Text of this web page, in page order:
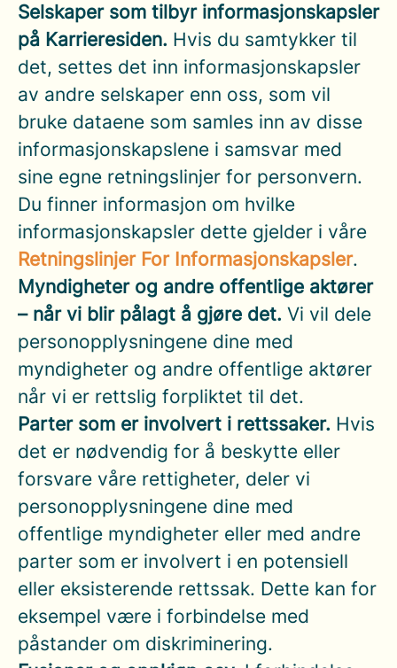
Selskaper som tilbyr informasjonskapsler
på Karrieresiden. Hvis du samtykker til
det, settes det inn informasjonskapsler
av andre selskaper enn oss, som vil
bruke dataene som samles inn av disse
informasjonskapslene i samsvar med
sine egne retningslinjer for personvern.
Du finner informasjon om hvilke
informasjonskapsler dette gjelder i våre
Retningslinjer For Informasjonskapsler.
Myndigheter og andre offentlige aktører
– når vi blir pålagt å gjøre det. Vi vil dele
personopplysningene dine med
myndigheter og andre offentlige aktører
når vi er rettslig forpliktet til det.
Parter som er involvert i rettssaker. Hvis
det er nødvendig for å beskytte eller
forsvare våre rettigheter, deler vi
personopplysningene dine med
offentlige myndigheter eller med andre
parter som er involvert i en potensiell
eller eksisterende rettssak. Dette kan for
eksempel være i forbindelse med
påstander om diskriminering.